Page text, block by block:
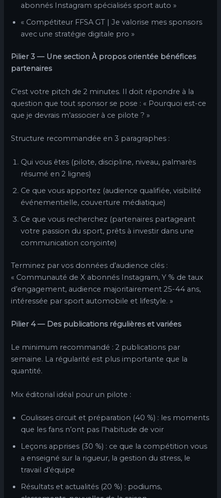
abonnés Instagram spécialisés sport auto »
« Compétiteur FFSA GT | Je valorise mes sponsors
avec une stratégie digitale pro »
Pilier 3 — Une section À propos orientée bénéfices
partenaires
C’est votre pitch de 2 minutes. Il doit répondre à la
question que tout sponsor se pose : « Pourquoi est-ce
que je devrais m’associer à ce pilote ? »
Structure recommandée en 3 paragraphes :
Qui vous êtes (pilote, discipline, niveau, palmarès
résumé en 2 lignes)
Ce que vous apportez (audience qualifiée, visibilité
événementielle, couverture médiatique)
Ce que vous recherchez (partenaires partageant
votre passion du sport, prêts à investir dans une
communication conjointe)
Terminez par vos données d’audience clés :
« Communauté de X abonnés Instagram, Y % de taux
d’engagement, audience majoritairement 25-44 ans,
intéressée par sport automobile et lifestyle. »
Pilier 4 — Des publications régulières et variées
Le minimum recommandé : 2 publications par
semaine. La régularité est plus importante que la
quantité.
Mix éditorial idéal pour un pilote :
Coulisses circuit et préparation (40 %) : les moments
que les fans n’ont pas l’habitude de voir
Leçons apprises (30 %) : ce que la compétition vous
a enseigné sur la rigueur, la gestion du stress, le
travail d’équipe
Résultats et actualités (20 %) : podiums,